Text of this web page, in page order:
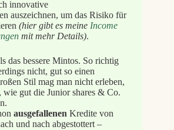
innovative
auszeichnen, um das Risiko für
(hier gibt es meineIncome
mit mehr Details).
das bessere Mintos. So richtig
nicht, gut so einen
Stil mag man nicht erleben,
wie gut die Junior shares & Co.
ausgefallenen Kredite von
und nach abgestottert –